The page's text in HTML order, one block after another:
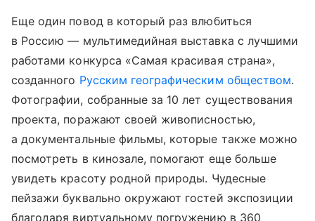
Еще один повод в который раз влюбиться
в Россию — мультимедийная выставка с лучшими
работами конкурса «Самая красивая страна»,
созданного Русским географическим обществом.
Фотографии, собранные за 10 лет существования
проекта, поражают своей живописностью,
а документальные фильмы, которые также можно
посмотреть в кинозале, помогают еще больше
увидеть красоту родной природы. Чудесные
пейзажи буквально окружают гостей экспозиции
благодаря виртуальному погружению в 360